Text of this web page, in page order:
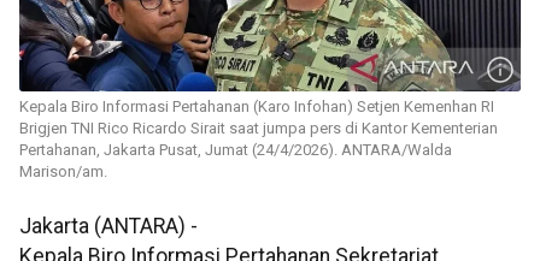
Kepala Biro Informasi Pertahanan (Karo Infohan) Setjen Kemenhan RI
Brigjen TNI Rico Ricardo Sirait saat jumpa pers di Kantor Kementerian
Pertahanan, Jakarta Pusat, Jumat (24/4/2026). ANTARA/Walda
Marison/am.
Jakarta (ANTARA) -